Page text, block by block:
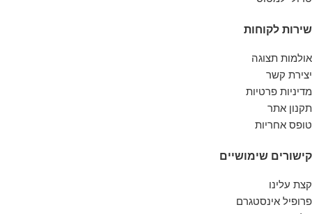
שירות לקוחות
אולמות תצוגה
יצירת קשר
מדיניות פרטיות
תקנון אתר
טופס אחריות
קישורים שימושיים
קצת עלינו
פרופיל אינסטגרם